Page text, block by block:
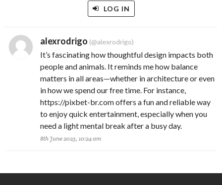
LOG IN
alexrodrigo (@alexrodrigo)
It’s fascinating how thoughtful design impacts both
people and animals. It reminds me how balance
matters in all areas—whether in architecture or even
in how we spend our free time. For instance,
https://pixbet-br.com offers a fun and reliable way
to enjoy quick entertainment, especially when you
need a light mental break after a busy day.
8th June 2025, 10:24 am